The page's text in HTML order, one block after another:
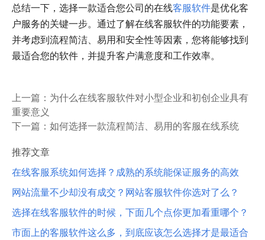
总结一下，选择一款适合您公司的在线客服软件是优化客
户服务的关键一步。通过了解在线客服软件的功能要素，
并考虑到流程简洁、易用和安全性等因素，您将能够找到
最适合您的软件，并提升客户满意度和工作效率。
上一篇： 为什么在线客服软件对小型企业和初创企业具有
重要意义
下一篇： 如何选择一款流程简洁、易用的客服在线系统
推荐文章
在线客服系统如何选择？成熟的系统能保证服务的高效
网站流量不少却没有成交？网站客服软件你选对了么？
选择在线客服软件的时候，下面几个点你更加看重哪个？
市面上的客服软件这么多，到底应该怎么选择才是最适合